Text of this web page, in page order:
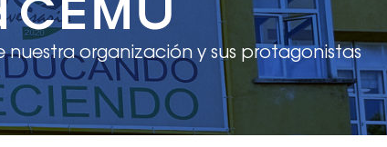
CEMU
nuestra organización y sus protagonistas